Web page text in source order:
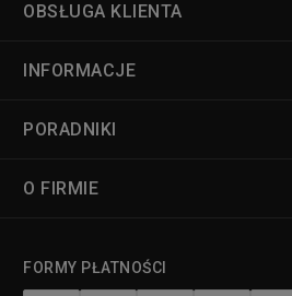
OBSŁUGA KLIENTA
INFORMACJE
PORADNIKI
O FIRMIE
FORMY PŁATNOŚCI